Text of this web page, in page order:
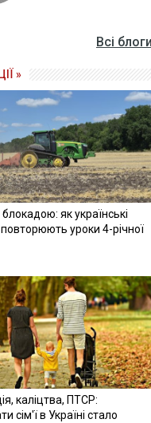
Всі
»
як українські
уроки 4-річної
каліцтва, ПТСР:
сім'ї в Україні стало